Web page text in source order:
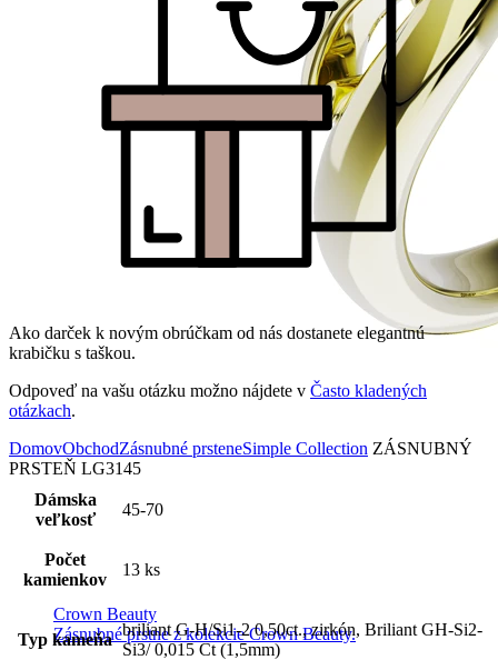
Crown Beauty
Zásnubné prstne z kolekcie Crown Beauty.
Ako darček k novým obrúčkam od nás dostanete elegantnú
krabičku s taškou.
Odpoveď na vašu otázku možno nájdete v Často kladených
otázkach.
DomovObchodZásnubné prsteneSimple Collection ZÁSNUBNÝ
PRSTEŇ LG3145
Dámska
veľkosť
45-70
Počet
kamienkov
13 ks
Typ kameňa
briliant G-H/Si1-2 0,50ct., zirkón, Briliant GH-Si2-
Si3/ 0,015 Ct (1,5mm)